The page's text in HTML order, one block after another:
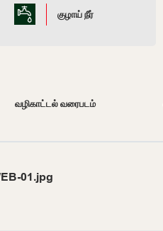
குழாய் நீர்
வழிகாட்டல் வரைபடம்